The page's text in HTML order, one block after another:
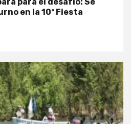
en la 10ª Fiesta